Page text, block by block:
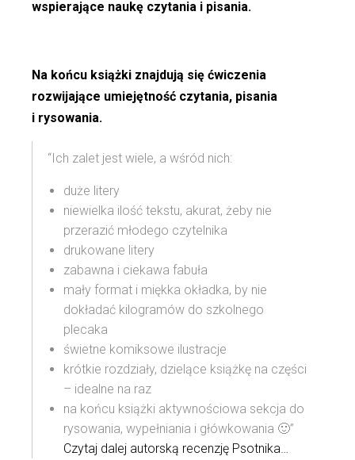
wspierające naukę czytania i pisania.
Na końcu książki znajdują się ćwiczenia
rozwijające umiejętność czytania, pisania
i rysowania.
“Ich zalet jest wiele, a wśród nich:
duże litery
niewielka ilość tekstu, akurat, żeby nie
przerazić młodego czytelnika
drukowane litery
zabawna i ciekawa fabuła
mały format i miękka okładka, by nie
dokładać kilogramów do szkolnego
plecaka
świetne komiksowe ilustracje
krótkie rozdziały, dzielące książkę na części
– idealne na raz
na końcu książki aktywnościowa sekcja do
rysowania, wypełniania i główkowania 🙂”
Czytaj dalej autorską recenzję Psotnika…